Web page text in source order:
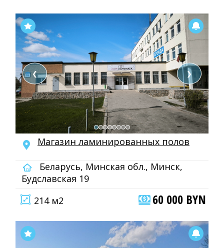
❮ ❯
Магазин ламинированных полов
Беларусь, Минская обл., Минск,
Будславская 19
214 м2
60 000 BYN